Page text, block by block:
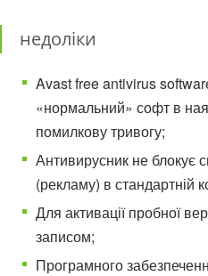
недоліки
Avast free antivirus
«нормальний» софт в
помилкову тривогу;
Антивирусник не блокує
(рекламу) в стандартній
Для активації пробної
записом;
Програмного